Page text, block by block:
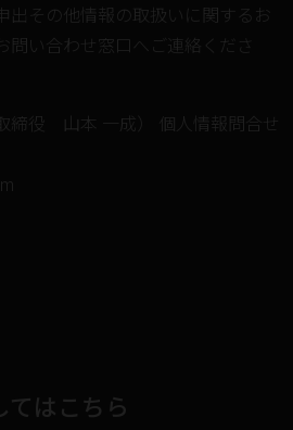
出その他情報の取扱いに関するお
問い合わせ窓口へご連絡くださ
締役 山本 一成） 個人情報問合せ
てはこちら